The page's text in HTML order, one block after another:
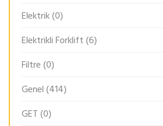
Elektrik(0)
Elektrikli Forklift(6)
Filtre(0)
Genel(414)
GET(0)